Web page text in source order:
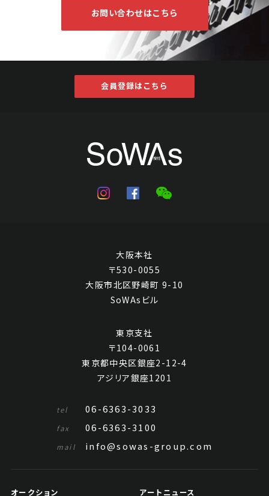
お問い合わせはこちら
会員登録はこちら
大阪本社
〒530-0055
大阪市北区野崎町 9-10
SoWAsビル
東京支社
〒104-0061
東京都中央区銀座2-12-4
アジリア銀座1201
tel 06-6363-3033
fax 06-6363-3100
mail info@sowas-group.com
オークション アートニュース